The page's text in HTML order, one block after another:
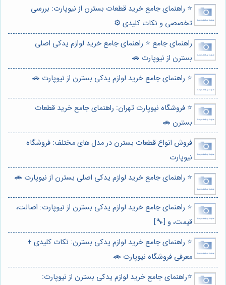
⭐️ راهنمای جامع خرید قطعات بسترن از نیوپارت: بررسی
تخصصی و نکات کلیدی ⚙️
راهنمای جامع ⭐️ راهنمای جامع خرید لوازم یدکی اصلی
بسترن از نیوپارت 🚗
⭐️ راهنمای جامع خرید لوازم یدکی بسترن از نیوپارت 🚗
⭐️ فروشگاه نیوپارت تهران: راهنمای جامع خرید قطعات
بسترن 🚗
فروش انواع قطعات بسترن در مدل های مختلف: فروشگاه
نیوپارت
⭐️ راهنمای جامع خرید لوازم یدکی اصلی بسترن از نیوپارت 🚗
⭐️ راهنمای جامع خرید لوازم یدکی بسترن از نیوپارت: اصالت،
قیمت، و [🔧]
⭐️ راهنمای جامع خرید لوازم یدکی بسترن: نکات کلیدی +
معرفی فروشگاه نیوپارت 🚗
⭐️راهنمای جامع خرید لوازم یدکی بسترن از نیوپارت: